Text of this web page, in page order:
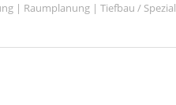
| Raumplanung | Tiefbau /